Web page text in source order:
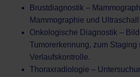
Brustdiagnostik –
Mammographie und
Onkologische Diagnostik –
Tumorerkennung, zum Staging
Verlaufskontrolle.
Thoraxradiologie –